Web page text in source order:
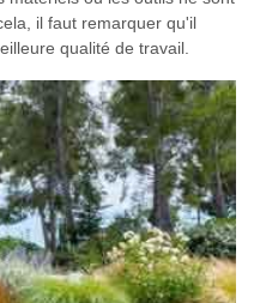
il faut remarquer qu'il
qualité de travail.